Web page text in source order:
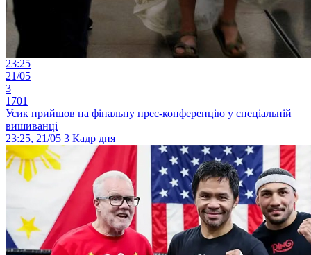
23:25
21/05
3
1701
Усик прийшов на фінальну прес-конференцію у спеціальній
вишиванці
23:25, 21/05 3 Кадр дня